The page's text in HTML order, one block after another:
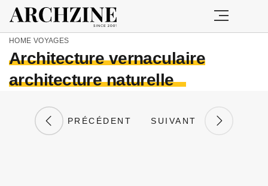
HOME VOYAGES
Architecture vernaculaire
architecture naturelle
PRÉCÉDENT SUIVANT